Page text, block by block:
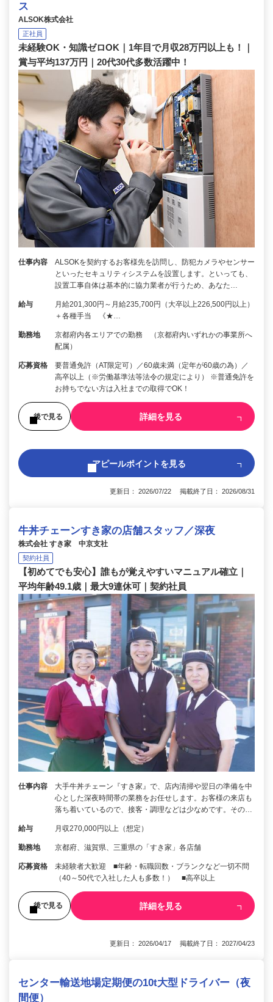
ス
ALSOK株式会社
正社員
未経験OK・知識ゼロOK｜1年目で月収28万円以上も！｜
賞与平均137万円｜20代30代多数活躍中！
仕事内容
ALSOKを契約するお客様先を訪問し、防犯カメラやセンサー
といったセキュリティシステムを設置します。といっても、
設置工事自体は基本的に協力業者が行うため、あなた…
給与
月給201,300円～月給235,700円（大卒以上226,500円以上）
＋各種手当 《★…
勤務地
京都府内各エリアでの勤務 （京都府内いずれかの事業所へ
配属）
応募資格
要普通免許（AT限定可）／60歳未満（定年が60歳の為）／
高卒以上（※労働基準法等法令の規定により） ※普通免許を
お持ちでない方は入社までの取得でOK！
後で見る 詳細を見る
アピールポイントを見る
更新日： 2026/07/22 掲載終了日： 2026/08/31
牛丼チェーンすき家の店舗スタッフ／深夜
株式会社 すき家 中京支社
契約社員
【初めてでも安心】誰もが覚えやすいマニュアル確立｜
平均年齢49.1歳｜最大9連休可｜契約社員
仕事内容
大手牛丼チェーン『すき家』で、店内清掃や翌日の準備を中
心とした深夜時間帯の業務をお任せします。お客様の来店も
落ち着いているので、接客・調理などは少なめです。その…
給与 月収270,000円以上（想定）
勤務地 京都府、滋賀県、三重県の「すき家」各店舗
応募資格
未経験者大歓迎 ■年齢・転職回数・ブランクなど一切不問
（40～50代で入社した人も多数！） ■高卒以上
後で見る 詳細を見る
更新日： 2026/04/17 掲載終了日： 2027/04/23
センター輸送地場定期便の10t大型ドライバー（夜
間便）